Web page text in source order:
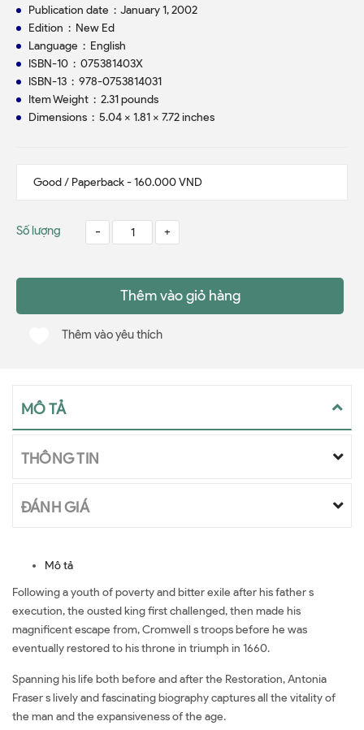
Publication date ‏ : ‎ January 1, 2002
Edition ‏ : ‎ New Ed
Language ‏ : ‎ English
ISBN-10 ‏ : ‎ 075381403X
ISBN-13 ‏ : ‎ 978-0753814031
Item Weight ‏ : ‎ 2.31 pounds
Dimensions ‏ : ‎ 5.04 x 1.81 x 7.72 inches
Số lượng - +
Thêm vào giỏ hàng
Thêm vào yêu thích
MÔ TẢ
THÔNG TIN
ĐÁNH GIÁ
Mô tả
Following a youth of poverty and bitter exile after his father s
execution, the ousted king first challenged, then made his
magnificent escape from, Cromwell s troops before he was
eventually restored to his throne in triumph in 1660.
Spanning his life both before and after the Restoration, Antonia
Fraser s lively and fascinating biography captures all the vitality of
the man and the expansiveness of the age.